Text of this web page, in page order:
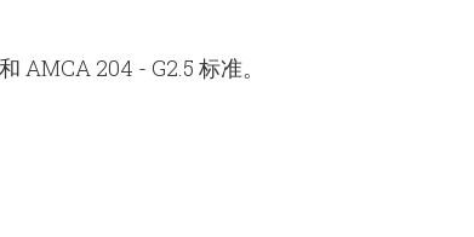
AMCA 204 - G2.5 标准。